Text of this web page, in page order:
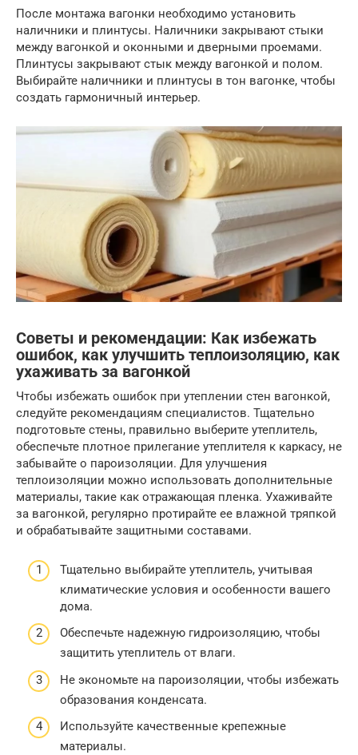
После монтажа вагонки необходимо установить
наличники и плинтусы. Наличники закрывают стыки
между вагонкой и оконными и дверными проемами.
Плинтусы закрывают стык между вагонкой и полом.
Выбирайте наличники и плинтусы в тон вагонке, чтобы
создать гармоничный интерьер.
Советы и рекомендации: Как избежать
ошибок, как улучшить теплоизоляцию, как
ухаживать за вагонкой
Чтобы избежать ошибок при утеплении стен вагонкой,
следуйте рекомендациям специалистов. Тщательно
подготовьте стены, правильно выберите утеплитель,
обеспечьте плотное прилегание утеплителя к каркасу, не
забывайте о пароизоляции. Для улучшения
теплоизоляции можно использовать дополнительные
материалы, такие как отражающая пленка. Ухаживайте
за вагонкой, регулярно протирайте ее влажной тряпкой
и обрабатывайте защитными составами.
Тщательно выбирайте утеплитель, учитывая
климатические условия и особенности вашего
дома.
Обеспечьте надежную гидроизоляцию, чтобы
защитить утеплитель от влаги.
Не экономьте на пароизоляции, чтобы избежать
образования конденсата.
Используйте качественные крепежные
материалы.